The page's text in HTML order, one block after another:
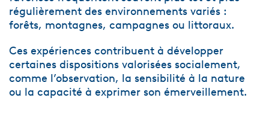
régulièrement des environnements variés :
forêts, montagnes, campagnes ou littoraux.
Ces expériences contribuent à développer
certaines dispositions valorisées socialement,
comme l’observation, la sensibilité à la nature
ou la capacité à exprimer son émerveillement.